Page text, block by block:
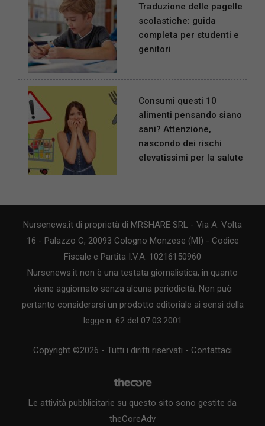
Traduzione delle pagelle
scolastiche: guida
completa per studenti e
genitori
Consumi questi 10
alimenti pensando siano
sani? Attenzione,
nascondo dei rischi
elevatissimi per la salute
Nursenews.it di proprietà di MRSHARE SRL - Via A. Volta
16 - Palazzo C, 20093 Cologno Monzese (MI) - Codice
Fiscale e Partita I.V.A. 10216150960
Nursenews.it non è una testata giornalistica, in quanto
viene aggiornato senza alcuna periodicità. Non può
pertanto considerarsi un prodotto editoriale ai sensi della
legge n. 62 del 07.03.2001
Copyright ©2026 - Tutti i diritti riservati - Contattaci
Le attività pubblicitarie su questo sito sono gestite da
theCoreAdv